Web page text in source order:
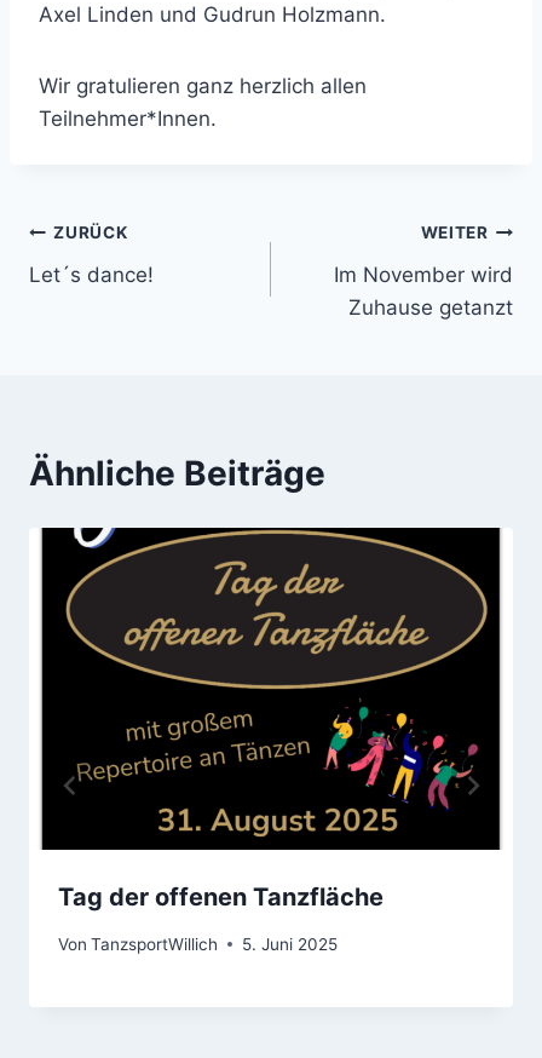
Axel Linden und Gudrun Holzmann.
Wir gratulieren ganz herzlich allen
Teilnehmer*Innen.
Beitragsnavigation
ZURÜCK
Let´s dance!
WEITER
Im November wird
Zuhause getanzt
Ähnliche Beiträge
Tag der offenen Tanzfläche
Von TanzsportWillich 5. Juni 2025